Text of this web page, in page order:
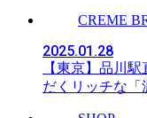
CREME
2025.01.28
【東京】品川
だくリッチな「